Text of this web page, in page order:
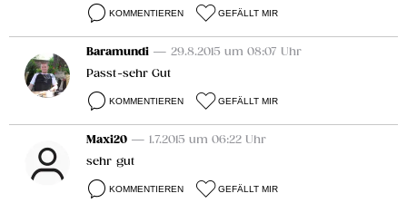
KOMMENTIEREN GEFÄLLT MIR
Baramundi — 29.8.2015 um 08:07 Uhr
Passt-sehr Gut
KOMMENTIEREN GEFÄLLT MIR
Maxi20 — 1.7.2015 um 06:22 Uhr
sehr gut
KOMMENTIEREN GEFÄLLT MIR